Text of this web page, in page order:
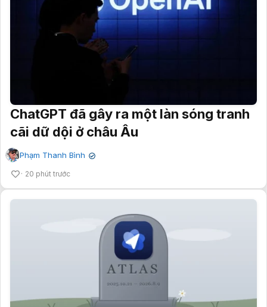
ChatGPT đã gây ra một làn sóng tranh
cãi dữ dội ở châu Âu
Phạm Thanh Bình ✔
20 phút trước